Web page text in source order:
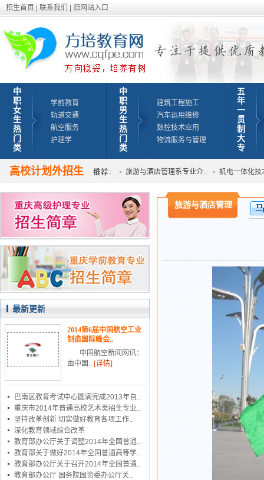
招生首页 联系我们 旧网站入口
中
职
女
生
热
门
类
学前教育
轨道交通
航空服务
护理学
中
职
男
生
热
门
类
建筑工程施工
汽车运用维修
数控技术应用
物流服务与管理
五
年
一
贯
制
大
专
高校计划外招生
航空空乘专业技能学院航.. 旅游与酒店管理系专业介.. 机电一体化技术
最新更新
2014第6届中国航空工业
制造国际峰会..
中国航空新闻网讯：
由中国.. [详情]
巴南区教育考试中心圆满完成2013年自..
重庆市2014年普通高校艺术类招生专业..
坚持改革创新 切实做好教育各项工作..
深化教育领域综合改革
教育部办公厅关于调整2014年全国普通..
教育部关于做好2014年全国普通高等学..
教育部办公厅关于召开2014年全国普通..
教育部办公厅 国务院国资委办公厅关..
旅游与酒店管理